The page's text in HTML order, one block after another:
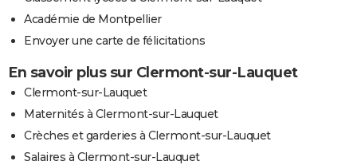
Académie de Montpellier
Envoyer une carte de félicitations
En savoir plus sur Clermont-sur-Lauquet
Clermont-sur-Lauquet
Maternités à Clermont-sur-Lauquet
Crèches et garderies à Clermont-sur-Lauquet
Salaires à Clermont-sur-Lauquet